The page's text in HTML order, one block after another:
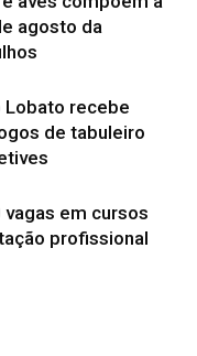
agosto da
recebe
de tabuleiro
em cursos
profissional